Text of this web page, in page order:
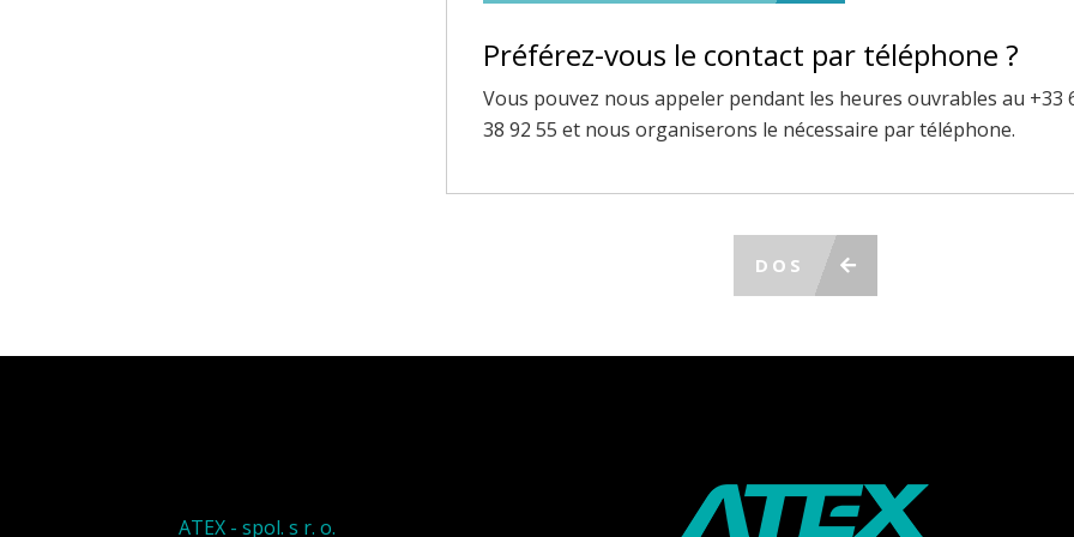
Préférez-vous le contact par téléphone ?
Vous pouvez nous appeler pendant les heures ouvrables au +33
38 92 55 et nous organiserons le nécessaire par téléphone.
DOS
ATEX - spol. s r. o.